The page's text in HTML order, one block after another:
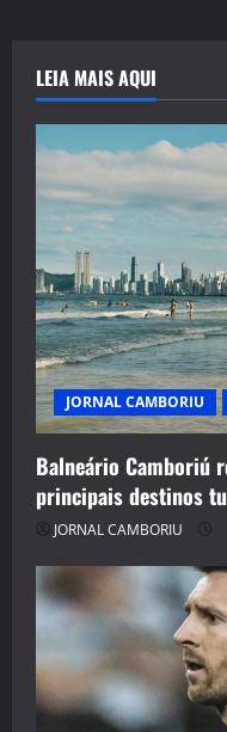
LEIA MAIS AQUI
JORNAL CAMBORIU
Balneário Camboriú
principais destinos
JORNAL CAMBORIU